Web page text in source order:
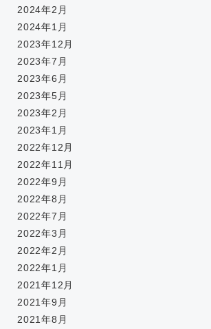
2024年2月
2024年1月
2023年12月
2023年7月
2023年6月
2023年5月
2023年2月
2023年1月
2022年12月
2022年11月
2022年9月
2022年8月
2022年7月
2022年3月
2022年2月
2022年1月
2021年12月
2021年9月
2021年8月